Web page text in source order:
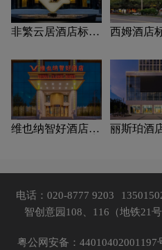
非繁云居酒店标志
西姆酒店
维也纳智好酒店标
丽斯珀酒
电话：020-8777 9203
智创意园108、116（地铁21
粤公网安备：44010402001197